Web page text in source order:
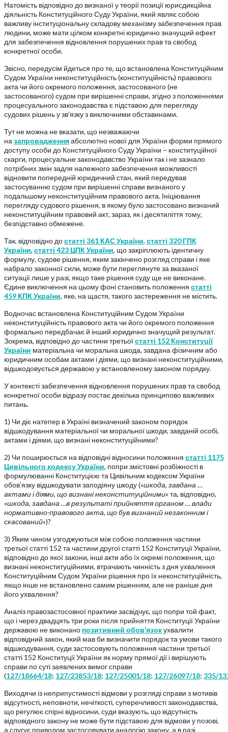
Натомість відповідно до визнаної у теорії позиції юрисдикційна
діяльність Конституційного Суду України, який являє собою
важливу інституціональну складову механізму забезпечення прав
людини, може мати цілком конкретні юридично значущий ефект
для забезпечення відновлення порушених прав та свобод
конкретної особи.
Звісно, передусім йдеться про те, що встановлена Конституційним
Судом України неконституційність (конституційність) правового
акта чи його окремого положення, застосованого (не
застосованого) судом при вирішенні справи, згідно з положеннями
процесуального законодавства є підставою для перегляду
судових рішень у зв’язку з виключними обставинами.
Тут не можна не вказати, що незважаючи
на запровадженняабсолютно нової для України форми прямого
доступу особи до Конституційного Суду України – конституційної
скарги, процесуальне законодавство України так і не зазнало
потрібних змін задля належного забезпечення можливості
відновити попередній юридичний стан, який передував
застосуванню судом при вирішенні справи визнаного у
подальшому неконституційним правового акта. Ініціювання
перегляду судового рішення, в якому було застосовано визнаний
неконституційним правовий акт, зараз, як і десятиліття тому,
безпідставно обмежене.
Так, відповідно достатті 361 КАС України, статті 320 ГПК
України, статті 423 ЦПК України, що закріплюють ідентичну
формулу, судове рішення, яким закінчено розгляд справи і яке
набрало законної сили, може бути переглянуте за вказаної
ситуації лише у разі, якщо таке рішення суду ще не виконане.
Єдине виключення на цьому фоні становить положення статті
459 КПК України, яке, на щастя, такого застереження не містить.
Водночас встановлена Конституційним Судом України
неконституційність правового акта чи його окремого положення
формально передбачає й інший юридично значущий результат.
Зокрема, відповідно до частини третьоїстатті 152 Конституції
України матеріальна чи моральна шкода, завдана фізичним або
юридичним особам актами і діями, що визнані неконституційними,
відшкодовується державою у встановленому законом порядку.
У контексті забезпечення відновлення порушених прав та свобод
конкретної особи відразу постає декілька принципово важливих
питань.
1) Чи діє натепер в Україні визначений законом порядок
відшкодування матеріальної чи моральної шкоди, завданій особі,
актами і діями, що визнані неконституційними?
2) Чи поширюється на відповідні відносини положення статті 1175
Цивільного кодексу України, попри змістовні розбіжності в
формулюванні Конституцією та Цивільним кодексом України
обов’язку відшкодувати заподіяну шкоду («шкода, завдана …
актами і діями, що визнані неконституційними» та, відповідно,
«шкода, завдана …в результаті прийняття органом … влади
нормативно-правового акта, що був визнаний незаконним і
скасований»)?
3) Яким чином узгоджуються між собою положення частини
третьої статті 152 та частини другої статті 152 Конституції України,
відповідно до якої закони, інші акти або їх окремі положення, що
визнані неконституційними, втрачають чинність з дня ухвалення
Конституційним Судом України рішення про їх неконституційність,
якщо інше не встановлено самим рішенням, але не раніше дня
його ухвалення?
Аналіз правозастосовної практики засвідчує, що попри той факт,
що і через двадцять три роки після прийняття Конституції України
державою не виконано позитивний обов’язокухвалити
відповідний закон, який мав би визначити порядок та умови такого
відшкодування, суди застосовують положення частини третьої
статті 152 Конституції України як норму прямої дії і вирішують
справи по суті заявлених вимог справи
(127/18664/18; 127/23853/18; 127/25001/18; 127/26097/18; 335/
Виходячи із неприпустимості відмови у розгляді справи з мотивів
відсутності, неповноти, нечіткості, суперечливості законодавства,
що регулює спірні відносини, суди вказують, що відсутність
відповідного закону не може бути підставою для відмови у позові,
а слугує приводом застосовувати аналогію закону, а в разі